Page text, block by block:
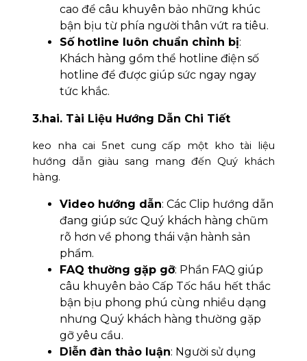
cao để câu khuyên bảo những khúc
bận bịu từ phía người thân vứt ra tiêu.
Số hotline luôn chuẩn chỉnh bị:
Khách hàng gồm thể hotline điện số
hotline để được giúp sức ngay ngay
tức khắc.
3.hai. Tài Liệu Hướng Dẫn Chi Tiết
keo nha cai 5net cung cấp một kho tài liệu
hướng dẫn giàu sang mang đến Quý khách
hàng.
Video hướng dẫn: Các Clip hướng dẫn
đang giúp sức Quý khách hàng chũm
rõ hơn về phong thái vận hành sản
phẩm.
FAQ thường gặp gỡ: Phần FAQ giúp
câu khuyên bảo Cấp Tốc hầu hết thắc
bận bịu phong phú cùng nhiều dạng
nhưng Quý khách hàng thường gặp
gỡ yêu cầu.
Diễn đàn thảo luận: Người sử dụng